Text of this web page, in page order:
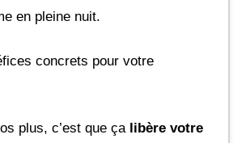
en pleine nuit.
concrets pour votre
plus, c’est que ça libère votre